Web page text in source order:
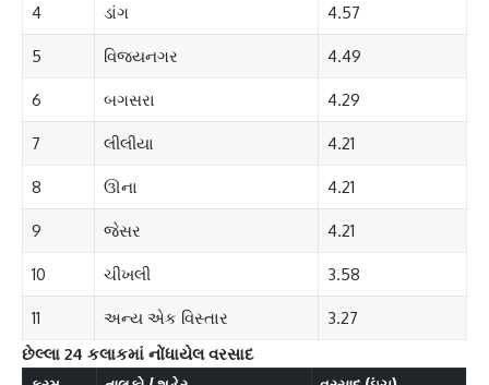
4 ડાંગ 4.57
5 વિજયનગર 4.49
6 બગસરા 4.29
7 લીલીયા 4.21
8 ઊના 4.21
9 જેસર 4.21
10 ચીખલી 3.58
11 અન્ય એક વિસ્તાર
3.27
છેલ્લા 24 કલાકમાં નોંધાયેલ વરસાદ